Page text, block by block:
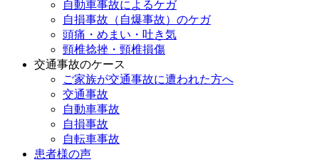
自動車事故によるケガ
自損事故（自爆事故）のケガ
頭痛・めまい・吐き気
頸椎捻挫・頸椎損傷
交通事故のケース
ご家族が交通事故に遭われた方へ
交通事故
自動車事故
自損事故
自転車事故
患者様の声